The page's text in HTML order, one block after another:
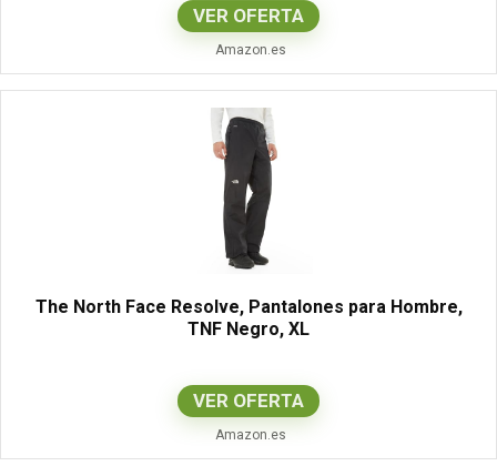
VER OFERTA
Amazon.es
The North Face Resolve, Pantalones para Hombre,
TNF Negro, XL
VER OFERTA
Amazon.es